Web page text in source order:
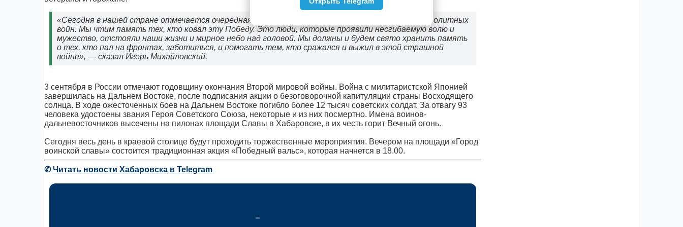
«Сегодня в нашей стране отмечается очередная годовщина окончания одной из самых кровопролитных
войн. Мы чтим память тех, кто ковал эту Победу. Это люди, которые проявили несгибаемую волю и
мужество, отстояли наши жизни и мирное небо над головой. Мы должны и будем свято хранить память
о тех, кто пал на фронтах, заботиться, и помогать тем, кто сражался и выжил в этой страшной
войне», — сказал Игорь Михайловский.
3 сентября в России отмечают годовщину окончания Второй мировой войны. Война с милитаристской Японией
завершилась на Дальнем Востоке, после подписания акции о безоговорочной капитуляции страны Восходящего
солнца. В ходе ожесточенных боев на Дальнем Востоке погибло более 12 тысяч советских солдат. За отвагу 93
человека удостоены звания Героя Советского Союза, некоторые и из них посмертно. Имена воинов-
дальневосточников высечены на пилонах площади Славы в Хабаровске, в их честь горит Вечный огонь.
Сегодня весь день в краевой столице будут проходить торжественные мероприятия. Вечером на площади «Город
воинской славы» состоится традиционная акция «Победный вальс», которая начнется в 18.00.
✆Читать новости Хабаровска в Telegram